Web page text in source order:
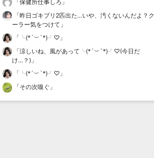
「保健所仕事しろ 」
「昨日ゴキブリ2匹出た…いや、汚くないんだよ？ク
ーラー気をつけて 」
「 ╰(*´︶`*)╯♡ 」
「涼しいね、風があって╰(*´︶`*)╯♡(今日だ
け…？) 」
「 ╰(*´︶`*)╯♡ 」
「その次嗅ぐ 」